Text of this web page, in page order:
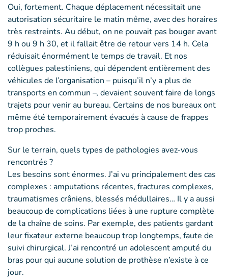
Oui, fortement. Chaque déplacement nécessitait une
autorisation sécuritaire le matin même, avec des horaires
très restreints. Au début, on ne pouvait pas bouger avant
9 h ou 9 h 30, et il fallait être de retour vers 14 h. Cela
réduisait énormément le temps de travail. Et nos
collègues palestiniens, qui dépendent entièrement des
véhicules de l’organisation – puisqu’il n’y a plus de
transports en commun –, devaient souvent faire de longs
trajets pour venir au bureau. Certains de nos bureaux ont
même été temporairement évacués à cause de frappes
trop proches.
Sur le terrain, quels types de pathologies avez-vous
rencontrés ?
Les besoins sont énormes. J’ai vu principalement des cas
complexes : amputations récentes, fractures complexes,
traumatismes crâniens, blessés médullaires… Il y a aussi
beaucoup de complications liées à une rupture complète
de la chaîne de soins. Par exemple, des patients gardant
leur fixateur externe beaucoup trop longtemps, faute de
suivi chirurgical. J’ai rencontré un adolescent amputé du
bras pour qui aucune solution de prothèse n’existe à ce
jour.